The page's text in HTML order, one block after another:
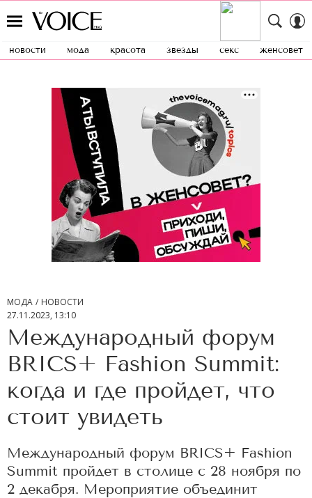
новости мода красота звезды секс женсовет
МОДА
НОВОСТИ
27.11.2023, 13:10
Международный форум
BRICS+ Fashion Summit:
когда и где пройдет, что
стоит увидеть
Международный форум BRICS+ Fashion
Summit пройдет в столице с 28 ноября по
2 декабря. Мероприятие объединит